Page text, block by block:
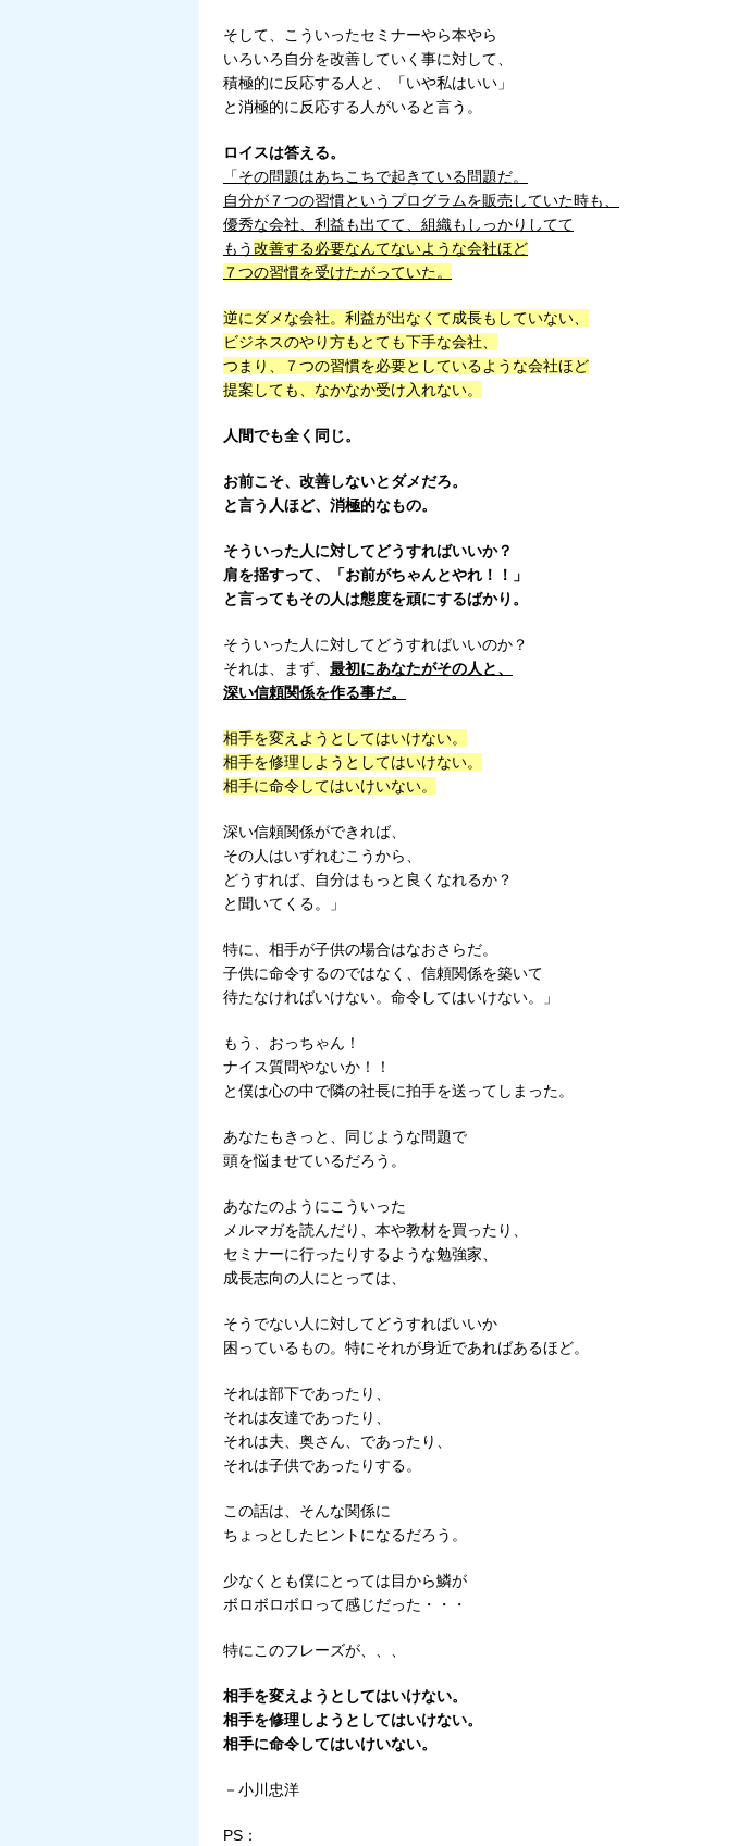
そして、こういったセミナーやら本やら
いろいろ自分を改善していく事に対して、
積極的に反応する人と、「いや私はいい」
と消極的に反応する人がいると言う。
ロイスは答える。
「その問題はあちこちで起きている問題だ。
自分が７つの習慣というプログラムを販売していた時も、
優秀な会社、利益も出てて、組織もしっかりしてて
もう改善する必要なんてないような会社ほど
７つの習慣を受けたがっていた。
逆にダメな会社。利益が出なくて成長もしていない、
ビジネスのやり方もとても下手な会社、
つまり、７つの習慣を必要としているような会社ほど
提案しても、なかなか受け入れない。
人間でも全く同じ。
お前こそ、改善しないとダメだろ。
と言う人ほど、消極的なもの。
そういった人に対してどうすればいいか？
肩を揺すって、「お前がちゃんとやれ！！」
と言ってもその人は態度を頑にするばかり。
そういった人に対してどうすればいいのか？
それは、まず、 最初にあなたがその人と、
深い信頼関係を作る事だ。
相手を変えようとしてはいけない。
相手を修理しようとしてはいけない。
相手に命令してはいけいない。
深い信頼関係ができれば、
その人はいずれむこうから、
どうすれば、自分はもっと良くなれるか？
と聞いてくる。」
特に、相手が子供の場合はなおさらだ。
子供に命令するのではなく、信頼関係を築いて
待たなければいけない。命令してはいけない。」
もう、おっちゃん！
ナイス質問やないか！！
と僕は心の中で隣の社長に拍手を送ってしまった。
あなたもきっと、同じような問題で
頭を悩ませているだろう。
あなたのようにこういった
メルマガを読んだり、本や教材を買ったり、
セミナーに行ったりするような勉強家、
成長志向の人にとっては、
そうでない人に対してどうすればいいか
困っているもの。特にそれが身近であればあるほど。
それは部下であったり、
それは友達であったり、
それは夫、奥さん、であったり、
それは子供であったりする。
この話は、そんな関係に
ちょっとしたヒントになるだろう。
少なくとも僕にとっては目から鱗が
ボロボロボロって感じだった・・・
特にこのフレーズが、、、
相手を変えようとしてはいけない。
相手を修理しようとしてはいけない。
相手に命令してはいけいない。
－小川忠洋
PS：